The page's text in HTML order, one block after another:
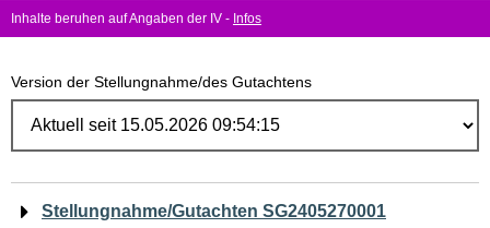
Inhalte beruhen auf Angaben der IV - Infos
Version der Stellungnahme/des Gutachtens
Navigation
Stellungnahme/Gutachten SG2405270001